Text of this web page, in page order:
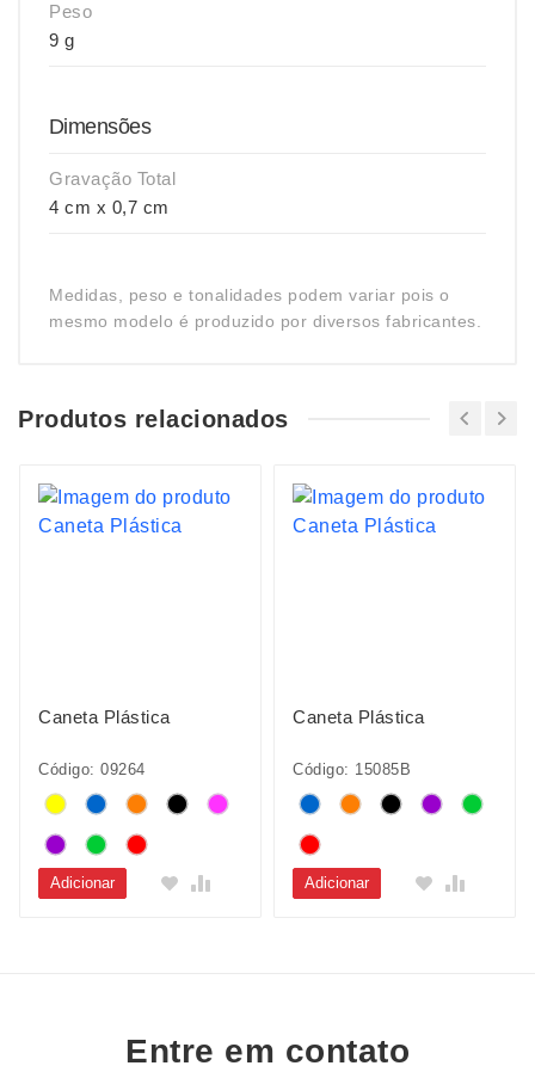
Peso
9 g
Dimensões
Gravação Total
4 cm x 0,7 cm
Medidas, peso e tonalidades podem variar pois o
mesmo modelo é produzido por diversos fabricantes.
Produtos relacionados
Caneta Plástica
Código: 09264
Adicionar
Caneta Plástica
Código: 15085B
Adicionar
Entre em contato